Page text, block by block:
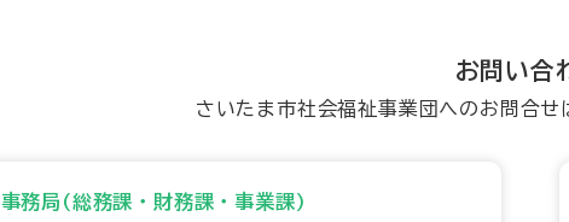
お問い合
さいたま市社会福祉事業団へのお問合せ
事務局(総務課・財務課・事業課)